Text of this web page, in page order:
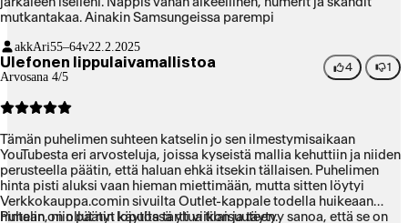
mutkantakaa. Ainakin Samsungeissa parempi
akkAri55–64v22.2.2025
Ulefonen lippulaivamallistoa
Arvosana 4/5
4 1
Tämän puhelimen suhteen katselin jo sen ilmestymisaikaan
YouTubesta eri arvosteluja, joissa kyseistä mallia kehuttiin ja niiden
perusteella päätin, että haluan ehkä itsekin tällaisen. Puhelimen
hinta pisti aluksi vaan hieman miettimään, mutta sitten löytyi
Verkkokauppa.comin sivuilta Outlet-kappale todella huikeaan
hintaan, niin päätin lopulta tarttua tilaisuuteen.
Puhelin on ollut nyt käytössä yli viikon ja täytyy sanoa, että se on